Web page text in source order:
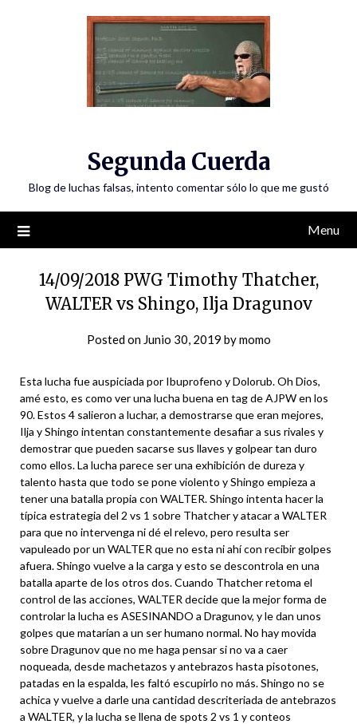
Segunda Cuerda
Blog de luchas falsas, intento comentar sólo lo que me gustó
Menu
14/09/2018 PWG Timothy Thatcher,
WALTER vs Shingo, Ilja Dragunov
Posted on Junio 30, 2019 bymomo
Esta lucha fue auspiciada por Ibuprofeno y Dolorub. Oh Dios,
amé esto, es como ver una lucha buena en tag de AJPW en los
90. Estos 4 salieron a luchar, a demostrarse que eran mejores,
Ilja y Shingo intentan constantemente desafiar a sus rivales y
demostrar que pueden sacarse sus llaves y golpear tan duro
como ellos. La lucha parece ser una exhibición de dureza y
talento hasta que todo se pone violento y Shingo empieza a
tener una batalla propia con WALTER. Shingo intenta hacer la
típica estrategia del 2 vs 1 sobre Thatcher y atacar a WALTER
para que no intervenga ni dé el relevo, pero resulta ser
vapuleado por un WALTER que no esta ni ahí con recibir golpes
afuera. Shingo vuelve a la carga y esto se descontrola en una
batalla aparte de los otros dos. Cuando Thatcher retoma el
control de las acciones, WALTER decide que la mejor forma de
controlar la lucha es ASESINANDO a Dragunov, y le dan unos
golpes que matarían a un ser humano normal. No hay movida
sobre Dragunov que no me haga pensar si no va a caer
noqueada, desde machetazos y antebrazos hasta pisotones,
patadas en la espalda, les faltó escupirlo no más. Shingo no se
achica y vuelve a darle una cantidad descriteriada de antebrazos
a WALTER, y la lucha se llena de spots 2 vs 1 y conteos